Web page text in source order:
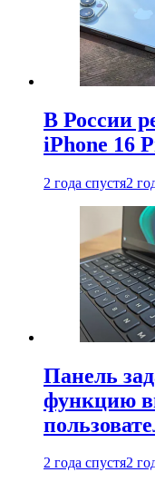
В России
iPhone 16
2 года спустя2
Панель
функцию
2 года спустя2